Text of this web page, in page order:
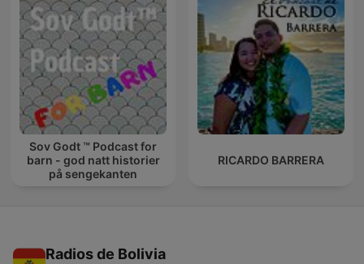
Sov Godt ™ Podcast for
barn - god natt historier
på sengekanten
RICARDO BARRERA
Radios de Bolivia